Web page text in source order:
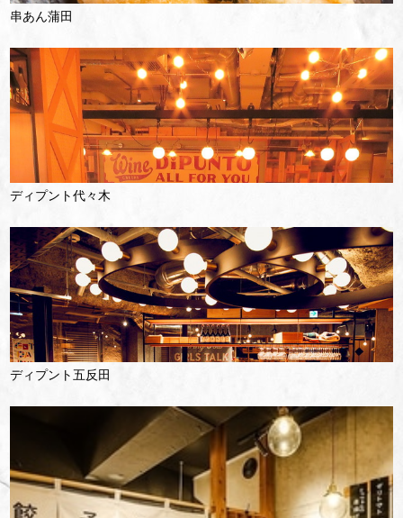
串あん蒲田
ディプント代々木
ディプント五反田